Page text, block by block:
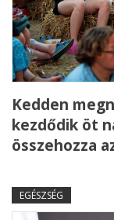
Kedden
kezdődik öt
összehozza
EGÉSZSÉG